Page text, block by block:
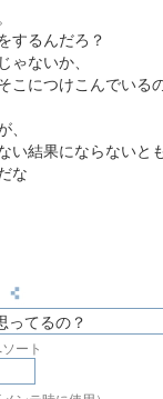
するんだろ？
ないか、
こにつけこんでいる
い結果にならないと
な
ート